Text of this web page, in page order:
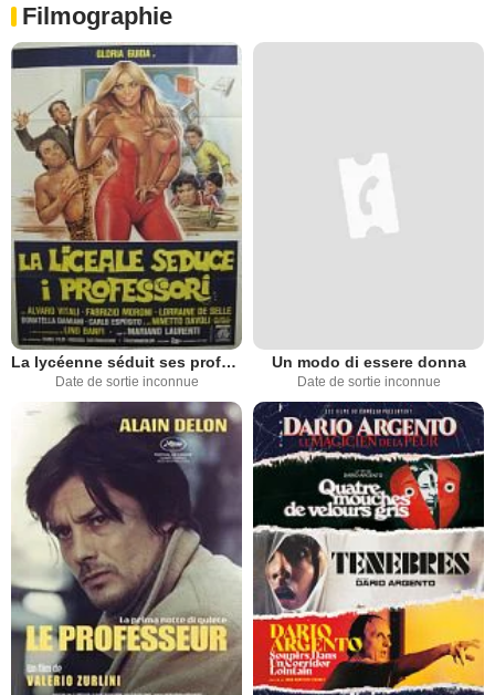
Filmographie
La lycéenne séduit ses professeurs
Date de sortie inconnue
Un modo di essere donna
Date de sortie inconnue